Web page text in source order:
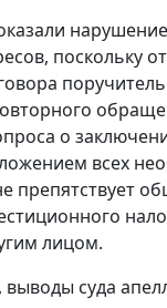
поскольку
о
всех
препятствует
лицом.
суда